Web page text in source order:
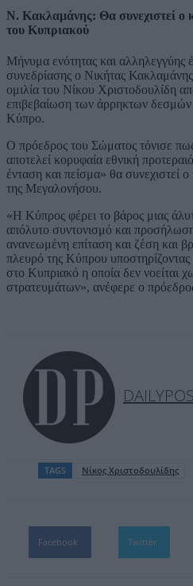
Ν. Κακλαμάνης: Θα συνεχιστεί ο
του Κυπριακού
Μήνυμα ενότητας και αλληλεγγύης
συνεδρίασης ο Νικήτας
ομιλία του Νίκου Χριστοδουλίδη
επιβεβαίωση των άρρηκτων
Κύπρο.
Ο πρόεδρος του Σώματος τόνισε
αποτελεί κορυφαία εθνική
ένταση και πείσμα» θα συνεχιστεί
της Μεγαλονήσου.
«Η Κύπρος φέρει το βάρος μιας
απόλυτο συντονισμό και
ανανεωμένη επίταση και ζέση και
πλευρό της Κύπρου
στο Κυπριακό η οποία δεν νοείται
στρατευμάτων», ανέφερε ο
TAGS Νίκος Χριστοδουλίδης
Facebook Twitter